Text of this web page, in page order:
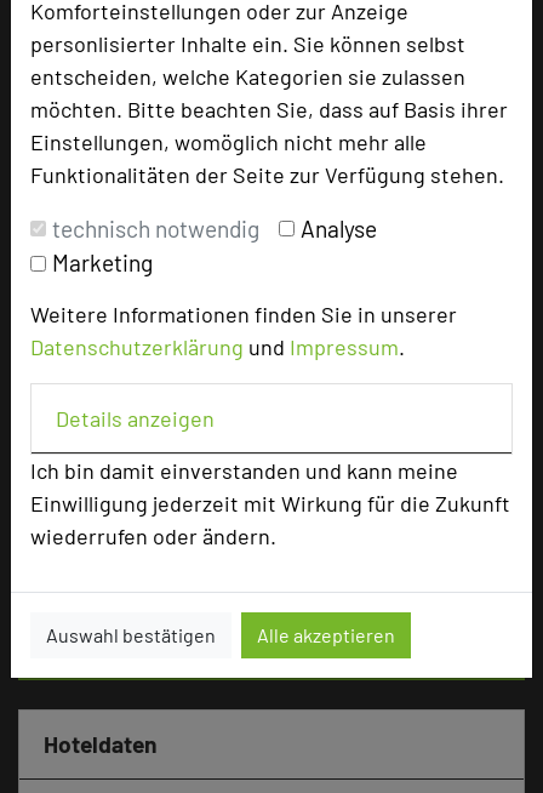
Komforteinstellungen oder zur Anzeige
personlisierter Inhalte ein. Sie können selbst
entscheiden, welche Kategorien sie zulassen
möchten. Bitte beachten Sie, dass auf Basis ihrer
Einstellungen, womöglich nicht mehr alle
Funktionalitäten der Seite zur Verfügung stehen.
technisch notwendig
Analyse
Marketing
Weitere Informationen finden Sie in unserer
Datenschutzerklärung und Impressum.
Details anzeigen
Ich bin damit einverstanden und kann meine
Einwilligung jederzeit mit Wirkung für die Zukunft
wiederrufen oder ändern.
Auswahl bestätigen Alle akzeptieren
ANDERS Hotel Walsrode
Gottlieb-Daimler Straße 11
29664 Walsrode
phone +49 5161 607550
mail Email
zur Tagungsanfrage hinzufügen
Bewertung
Tagungsplaner
Tagungsleiter
Hotel bewerten
Hoteldaten